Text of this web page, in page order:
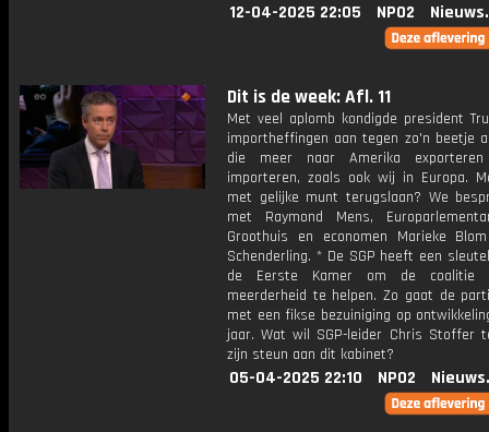
12-04-2025 22:05 NPO2
Dit is de week: Afl. 11
Met veel aplomb kondigde president
importheffingen aan tegen zo'n beetje
die meer naar Amerika
importeren, zoals ook wij in Europa.
met gelijke munt terugslaan? We
met Raymond Mens,
Groothuis en economen Marieke
Schenderling. * De SGP heeft een
de Eerste Kamer om de coalitie
meerderheid te helpen. Zo gaat de
met een fikse bezuiniging op
jaar. Wat wil SGP-leider Chris Stoffer
zijn steun aan dit kabinet?
05-04-2025 22:10 NPO2